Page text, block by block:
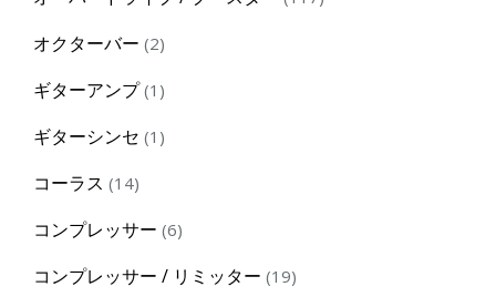
オクターバー 22
ギターアンプ 1 1
ギターシンセ 1 1
コーラス 1414
コンプレッサー 66
コンプレッサー / リミッター 1919